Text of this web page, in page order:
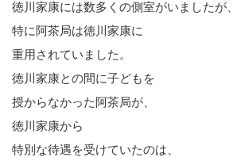
徳川家康には数多くの側室がいましたが、
特に阿茶局は徳川家康に
重用されていました。
徳川家康との間に子どもを
授からなかった阿茶局が、
徳川家康から
特別な待遇を受けていたのは、